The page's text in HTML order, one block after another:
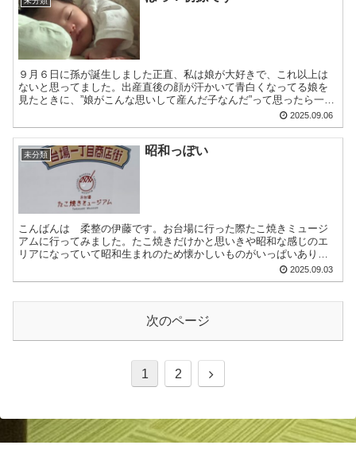
９月６日に孫が誕生しました正直、私は娘が大好きで、これ以上は
ないと思ってました。出産直後の顔が汗かいて青白くなってる娘を
見たときに、”娘がこんな思いして産んだ子なんだ”って思ったら一気
に孫がかわいく見えて・・・もうそれからもう孫が”かわゆぃ...2025.09.06
未分類 昭和っぽい
こんばんは 柔整の伊藤です。お台場に行った際たこ焼きミュージ
アムに行ってみました。たこ焼きだけかと思いきや昭和な感じのエ
リアになっていて昭和生まれのため懐かしいものがいっぱいありま
した。新しくできた所もありましたが混んでいたので今度行きた
い...
2025.09.03
次のページ
1 2
次